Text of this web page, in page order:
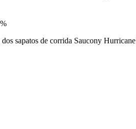
sapatos de corrida Saucony